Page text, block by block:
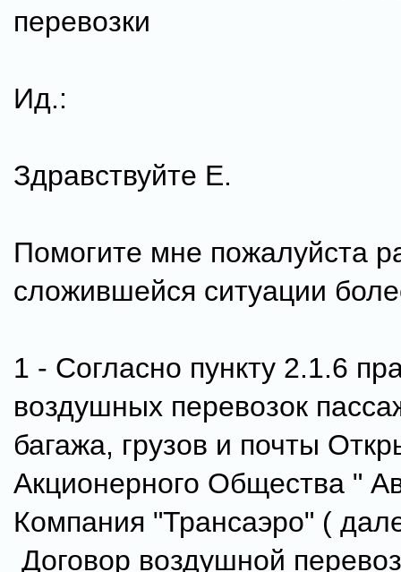
перевозки
Ид.:
Здравствуйте Е.
Помогите мне пожалуйста
сложившейся ситуации
1 - Согласно пункту 2.1.6
воздушных перевозок
багажа, грузов и почты
Акционерного Общества "
Компания "Трансаэро" (
Договор воздушной